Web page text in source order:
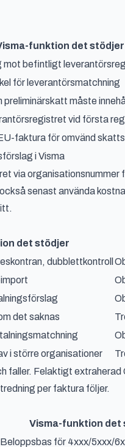
funktion det stödjer
mot befintligt
för leverantörsmatchning
preliminärskatt måste
vid första
faktura för omvänd
i Visma
via
senast använda
det stödjer
dubblettkontroll
det saknas
i större organisationer
faller. Felaktigt
per faktura följer.
Visma-funktion det
Beloppsbas för 4xxx/5xxx/